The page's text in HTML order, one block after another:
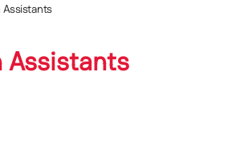
Assistants
Assistants